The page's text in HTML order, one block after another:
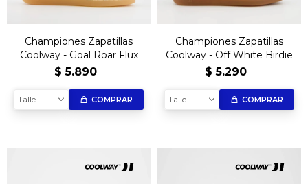
Championes Zapatillas
Coolway - Goal Roar Flux
$ 5.890
Talle COMPRAR
Championes Zapatillas
Coolway - Off White Birdie
$ 5.290
Talle COMPRAR